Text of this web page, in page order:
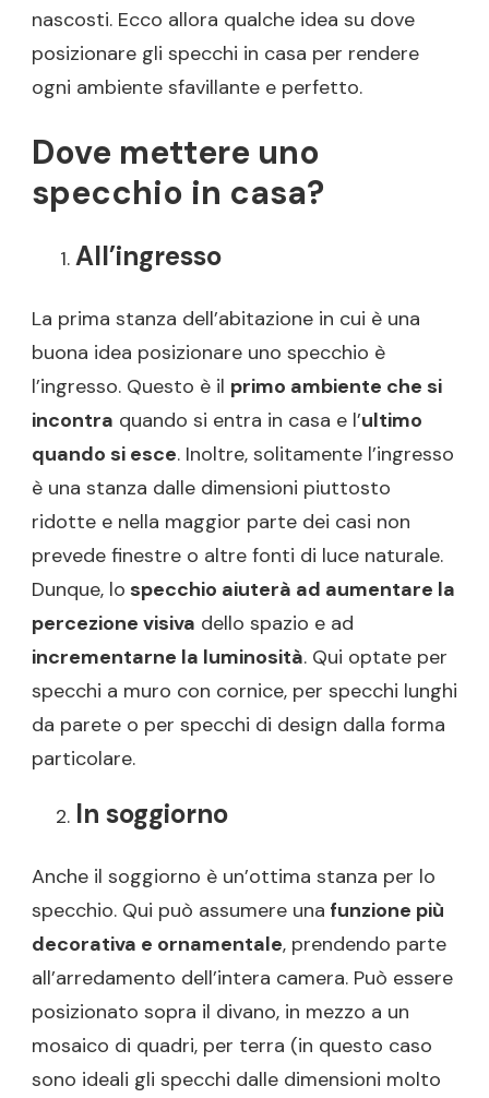
nascosti. Ecco allora qualche idea su dove
posizionare gli specchi in casa per rendere
ogni ambiente sfavillante e perfetto.
Dove mettere uno
specchio in casa?
All’ingresso
La prima stanza dell’abitazione in cui è una
buona idea posizionare uno specchio è
l’ingresso. Questo è il primo ambiente che si
incontra quando si entra in casa e l’ultimo
quando si esce. Inoltre, solitamente l’ingresso
è una stanza dalle dimensioni piuttosto
ridotte e nella maggior parte dei casi non
prevede finestre o altre fonti di luce naturale.
Dunque, lo specchio aiuterà ad aumentare la
percezione visiva dello spazio e ad
incrementarne la luminosità. Qui optate per
specchi a muro con cornice, per specchi lunghi
da parete o per specchi di design dalla forma
particolare.
In soggiorno
Anche il soggiorno è un’ottima stanza per lo
specchio. Qui può assumere una funzione più
decorativa e ornamentale, prendendo parte
all’arredamento dell’intera camera. Può essere
posizionato sopra il divano, in mezzo a un
mosaico di quadri, per terra (in questo caso
sono ideali gli specchi dalle dimensioni molto